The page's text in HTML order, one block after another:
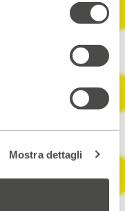
Mostra dettagli